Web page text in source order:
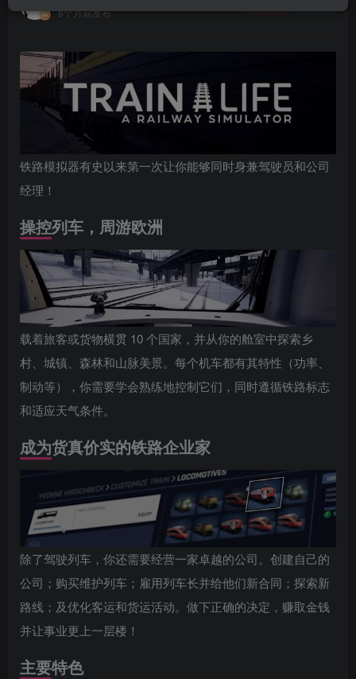
8个月前发布
铁路模拟器有史以来第一次让你能够同时身兼驾驶员和公司
经理！
操控列车，周游欧洲
载着旅客或货物横贯 10 个国家，并从你的舱室中探索乡
村、城镇、森林和山脉美景。每个机车都有其特性（功率、
制动等），你需要学会熟练地控制它们，同时遵循铁路标志
和适应天气条件。
成为货真价实的铁路企业家
除了驾驶列车，你还需要经营一家卓越的公司。创建自己的
公司；购买维护列车；雇用列车长并给他们新合同；探索新
路线；及优化客运和货运活动。做下正确的决定，赚取金钱
并让事业更上一层楼！
主要特色